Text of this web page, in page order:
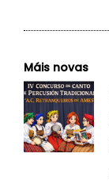
Máis novas